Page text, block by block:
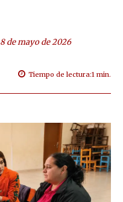
8 de mayo de 2026
Tiempo de lectura:1 min.